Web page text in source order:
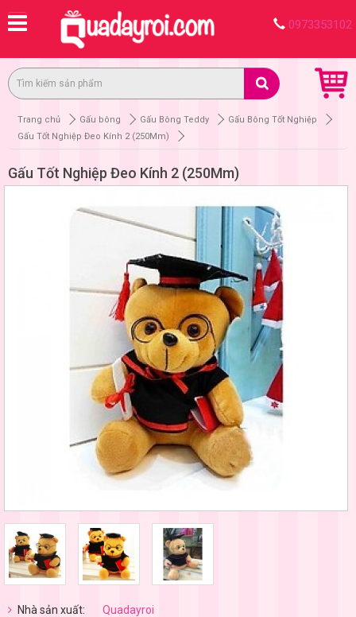
0973353102
Trang chủ Gấu bông Gấu Bông Teddy
Gấu Bông Tốt Nghiệp
Gấu Tốt Nghiệp Đeo Kính 2 (250Mm)
Gấu Tốt Nghiệp Đeo Kính 2 (250Mm)
Nhà sản xuất:
Quadayroi